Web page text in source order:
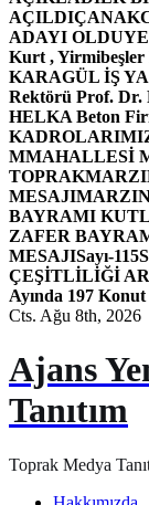
AÇILDI
ADAYI OLDU
Kurt , Yirmibeşler
KARAGÜL İŞ
Rektörü Prof. Dr.
HELKA Beton
MMAHALLESİ
TOPRAK
MESAJI
BAYRAMI
ZAFER
MESAJISayı-115
ÇEŞİTLİLİĞİ
Ayında 197 Konut
Cts. Ağu 8th, 2026
Ajans
Tanıtım
Toprak Medya